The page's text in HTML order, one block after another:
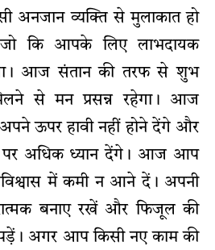
अनजान व्यक्ति से मुलाकात हो
कि आपके लिए लाभदायक
आज संतान की तरफ से शुभ
से मन प्रसन्न रहेगा। आज
ऊपर हावी नहीं होने देंगे और
अधिक ध्यान देंगे। आज आप
में कमी न आने दें। अपनी
बनाए रखें और फिजूल की
पड़ें। अगर आप किसी नए काम की